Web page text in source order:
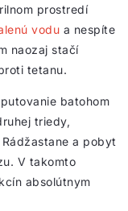
prostredí
vodu a nespíte
naozaj stačí
tetanu.
batohom
triedy,
a pobyt
V takomto
absolútnym